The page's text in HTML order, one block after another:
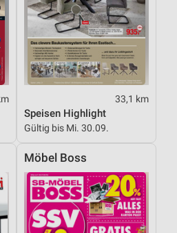
33,1 km
Speisen Highlight
Gültig bis Mi. 30.09.
Möbel Boss